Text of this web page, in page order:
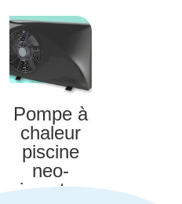
Pompe à
chaleur
piscine
neo-
inverter